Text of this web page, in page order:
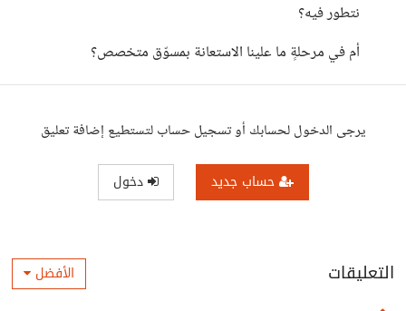
نتطور فيه؟
أم في مرحلةٍ ما علينا الاستعانة بمسوّق متخصص؟
يرجى الدخول لحسابك أو تسجيل حساب لتستطيع إضافة تعليق
حساب جديد دخول
التعليقات الأفضل